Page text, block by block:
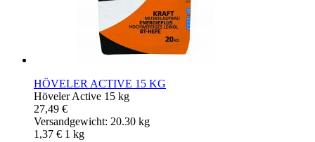
HÖVELER ACTIVE 15 KG
Höveler Active 15 kg
27,49 €
Versandgewicht: 20.30 kg
1,37 € 1 kg